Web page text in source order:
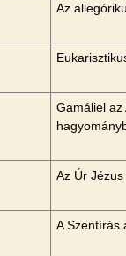
Az
Gamáliel az
Az Úr
A Szentírás